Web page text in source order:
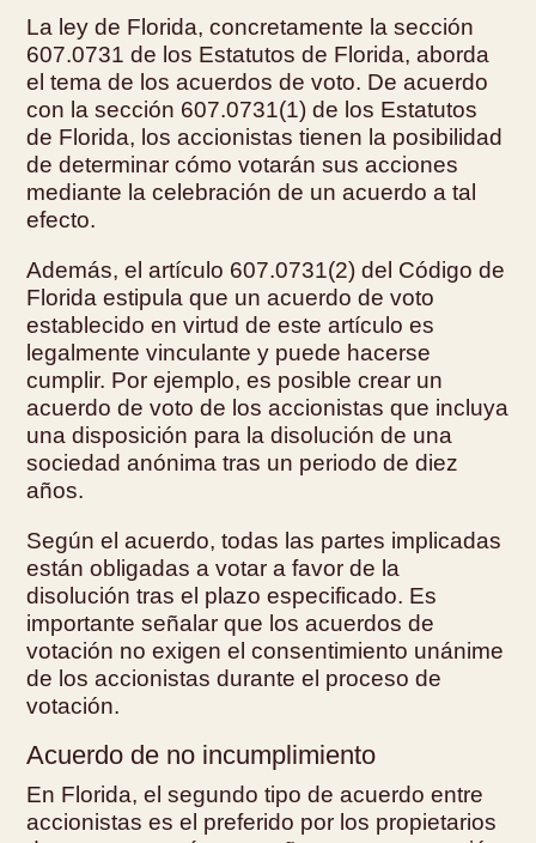
La ley de Florida, concretamente la sección
607.0731 de los Estatutos de Florida, aborda
el tema de los acuerdos de voto. De acuerdo
con la sección 607.0731(1) de los Estatutos
de Florida, los accionistas tienen la posibilidad
de determinar cómo votarán sus acciones
mediante la celebración de un acuerdo a tal
efecto.
Además, el artículo 607.0731(2) del Código de
Florida estipula que un acuerdo de voto
establecido en virtud de este artículo es
legalmente vinculante y puede hacerse
cumplir. Por ejemplo, es posible crear un
acuerdo de voto de los accionistas que incluya
una disposición para la disolución de una
sociedad anónima tras un periodo de diez
años.
Según el acuerdo, todas las partes implicadas
están obligadas a votar a favor de la
disolución tras el plazo especificado. Es
importante señalar que los acuerdos de
votación no exigen el consentimiento unánime
de los accionistas durante el proceso de
votación.
Acuerdo de no incumplimiento
En Florida, el segundo tipo de acuerdo entre
accionistas es el preferido por los propietarios